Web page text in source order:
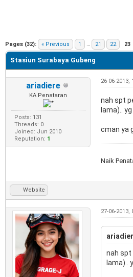
Pages (32): « Previous 1 … 21 22 23
Stasiun Surabaya Gubeng
ariadiere
KA Penataran
Posts: 131
Threads: 0
Joined: Jun 2010
Reputation: 1
26-06-2013,
nah spt
lama)..
cman ya
Naik
Website
27-06-2013,
nah spt
lama)..